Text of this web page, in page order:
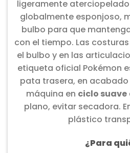
ligeramente aterciopelado
globalmente esponjoso,
bulbo para que
con el tiempo. Las
el bulbo y en las
etiqueta oficial Pokémon
pata trasera, en
máquina en ciclo suave
plano, evitar secadora.
plástico
¿Para